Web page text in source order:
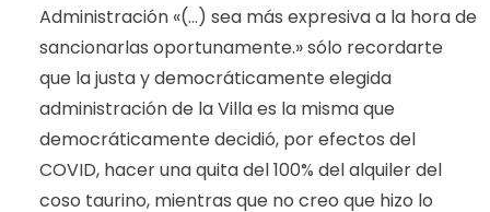
Administración «(…) sea más expresiva a la hora de
sancionarlas oportunamente.» sólo recordarte
que la justa y democráticamente elegida
administración de la Villa es la misma que
democráticamente decidió, por efectos del
COVID, hacer una quita del 100% del alquiler del
coso taurino, mientras que no creo que hizo lo